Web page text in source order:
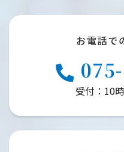
お電話で
受付：10